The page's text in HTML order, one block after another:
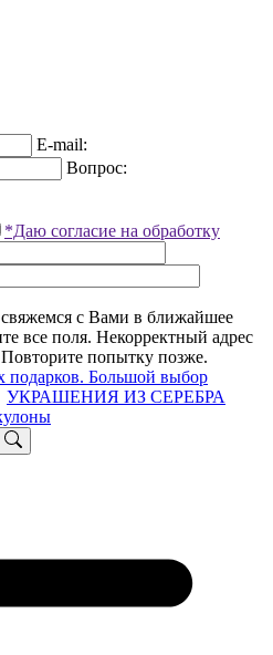
E-mail:
Вопрос:
*Даю согласие на обработку
с Вами в ближайшее
все поля. Некорректный адрес
попытку позже.
подарков. Большой выбор
УКРАШЕНИЯ ИЗ СЕРЕБРА